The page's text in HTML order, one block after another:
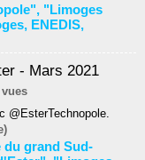
, "Limoges
, ENEDIS,
- Mars 2021
@EsterTechnopole.
du grand Sud-